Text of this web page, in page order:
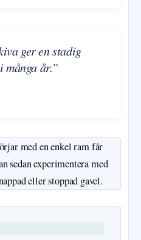
ger en stadig
många år.”
med en enkel ram får
sedan experimentera med
eller stoppad gavel.